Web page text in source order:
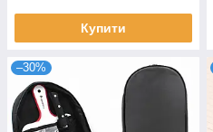
Купити
–30%